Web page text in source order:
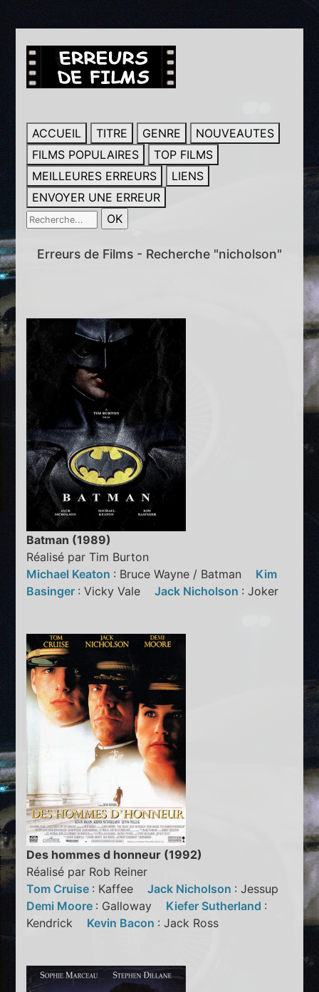
ACCUEIL TITRE GENRE
NOUVEAUTES
FILMS POPULAIRES
TOP FILMS
MEILLEURES ERREURS
LIENS
ENVOYER UNE ERREUR
Erreurs de Films - Recherche "nicholson"
Batman (1989)
Réalisé par Tim Burton
Michael Keaton : Bruce Wayne / Batman Kim
Basinger : Vicky ValeJack Nicholson : Joker
Des hommes d honneur (1992)
Réalisé par Rob Reiner
Tom Cruise : KaffeeJack Nicholson : Jessup
Demi Moore : Galloway Kiefer Sutherland :
Kendrick Kevin Bacon : Jack Ross